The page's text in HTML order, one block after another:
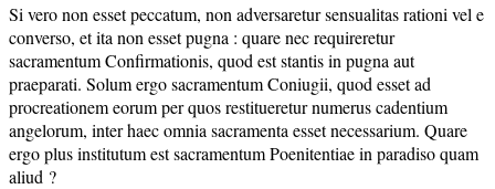
Si vero non esset peccatum, non adversaretur sensualitas rationi vel e
converso, et ita non esset pugna : quare nec requireretur
sacramentum Confirmationis, quod est stantis in pugna aut
praeparati. Solum ergo sacramentum Coniugii, quod esset ad
procreationem eorum per quos restitueretur numerus cadentium
angelorum, inter haec omnia sacramenta esset necessarium. Quare
ergo plus institutum est sacramentum Poenitentiae in paradiso quam
aliud ?